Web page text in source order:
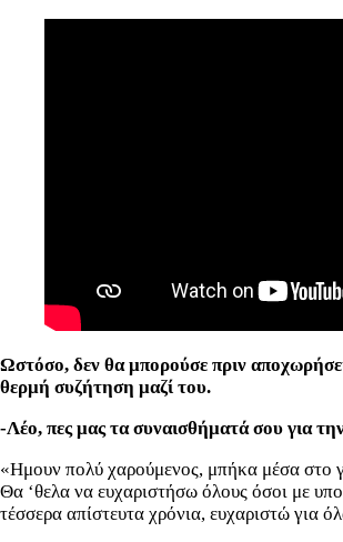
Ωστόσο, δεν θα μπορούσε πριν
θερμή συζήτηση μαζί του.
-Λέο, πες μας τα συναισθήματά σου για
«Ημουν πολύ χαρούμενος, μπήκα μέσα στο
Θα ‘θελα να ευχαριστήσω όλους όσοι με
τέσσερα απίστευτα χρόνια, ευχαριστώ για